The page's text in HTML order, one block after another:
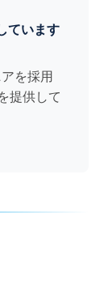
ています
を採用
提供して